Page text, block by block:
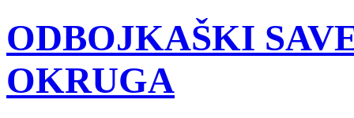
ODBOJKAŠKI
OKRUGA